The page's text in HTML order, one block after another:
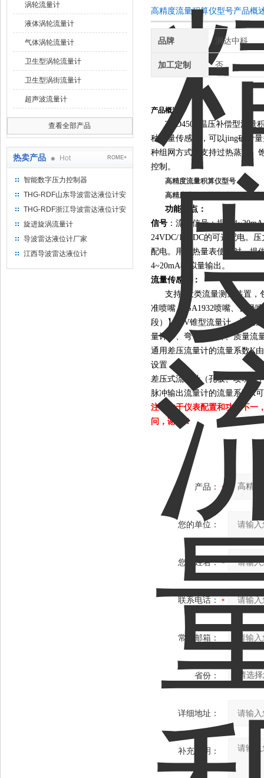
涡轮流量计
液体涡轮流量计
气体涡轮流量计
卫生型涡轮流量计
卫生型涡街流量计
超声波流量计
查看全部产品
热卖产品 Hot ROME+
智能数字压力控制器
THG-RDF山东导波雷达液位计安
装方法
THG-RDF浙江导波雷达液位计安
装方法
旋进旋涡流量计
导波雷达液位计厂家
江西导波雷达液位计
高精度流量积算仪型号产品概
品牌 润达中科
加工定制 否
产品概述：
TRD450R温压补偿型流量
种流量传感器，可以jing确计
种组网方式。支持过热蒸汽、
控制。
高精度流量积算仪型号
高精度流量积算仪型号
功能特点：
信号 ：流量信号：提供
24VDC/12VDC的可选配电。
配电。用作热量表使用时，提
4~20mA模拟量输出。
流量传感器 ：
支持9大类流量测量装置，
准喷嘴（ISA1932喷嘴、长径
段）】、V锥型流量计、通用
量计）、弯管流量计、质量流
通用差压流量计的流量系数K
设置
差压式流量计（孔板、喷嘴等
脉冲输出流量计的流量系数K
注：由于仪表配置和功能不一
问，谢谢！
产品：
您的单位：
您的姓名：
联系电话：
常用邮箱：
省份：
详细地址：
补充说明：